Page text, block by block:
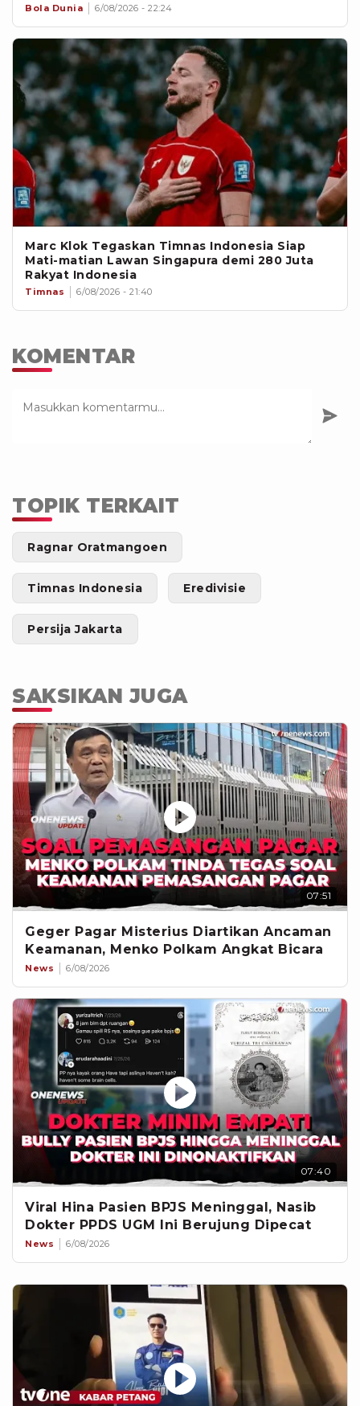
Bola Dunia 6/08/2026 - 22:24
Marc Klok Tegaskan Timnas Indonesia Siap
Mati-matian Lawan Singapura demi 280 Juta
Rakyat Indonesia
Timnas 6/08/2026 - 21:40
KOMENTAR
TOPIK TERKAIT
Ragnar Oratmangoen
Timnas Indonesia Eredivisie
Persija Jakarta
SAKSIKAN JUGA
07:51
Geger Pagar Misterius Diartikan Ancaman
Keamanan, Menko Polkam Angkat Bicara
News 6/08/2026
07:40
Viral Hina Pasien BPJS Meninggal, Nasib
Dokter PPDS UGM Ini Berujung Dipecat
News 6/08/2026